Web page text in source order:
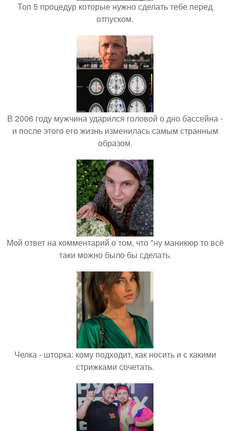
Топ 5 процедур которые нужно сделать тебе перед
отпуском.
В 2006 году мужчина ударился головой о дно бассейна -
и после этого его жизнь изменилась самым странным
образом.
Мой ответ на комментарий о том, что "ну маникюр то всё
таки можно было бы сделать.
Челка - шторка: кому подходит, как носить и с какими
стрижками сочетать.